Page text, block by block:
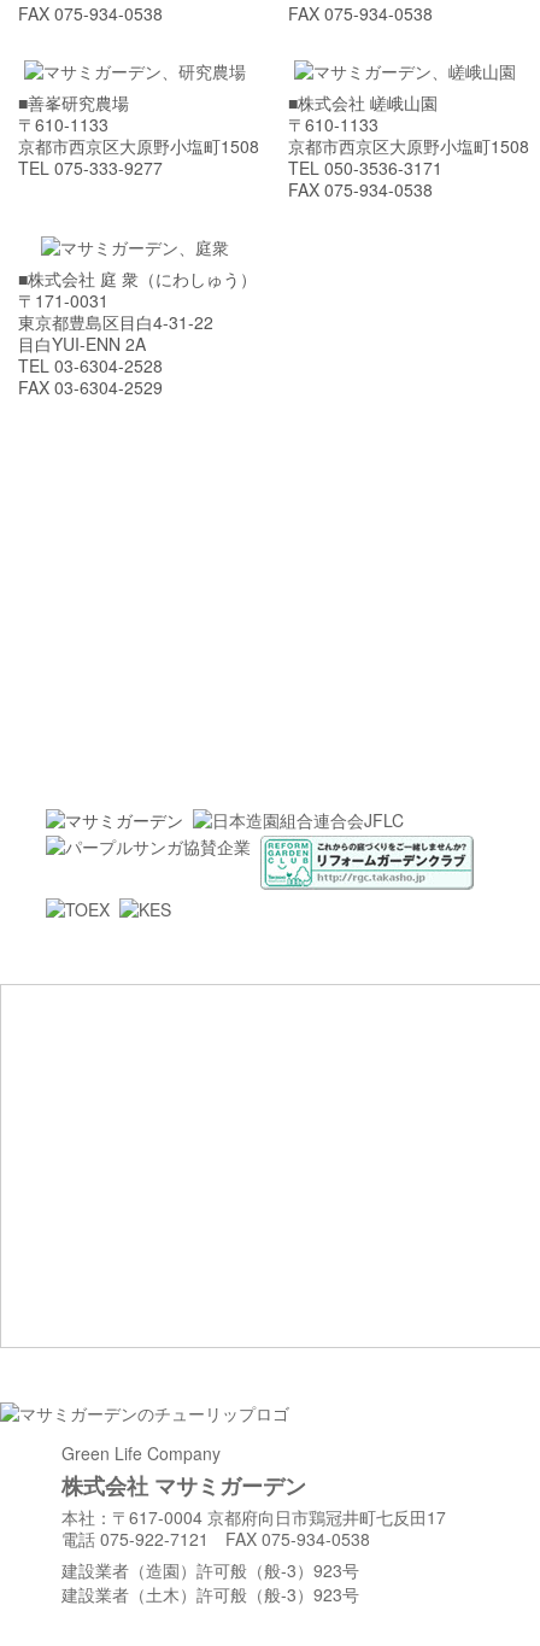
FAX 075-934-0538
FAX 075-934-0538
■善峯研究農場
〒610-1133
京都市西京区大原野小塩町1508
TEL 075-333-9277
■株式会社 嵯峨山園
〒610-1133
京都市西京区大原野小塩町1508
TEL 050-3536-3171
FAX 075-934-0538
■株式会社 庭 衆（にわしゅう）
〒171-0031
東京都豊島区目白4-31-22
目白YUI-ENN 2A
TEL 03-6304-2528
FAX 03-6304-2529
Green Life Company
株式会社 マサミガーデン
本社：〒617-0004 京都府向日市鶏冠井町七反田17
電話 075-922-7121 FAX 075-934-0538
建設業者（造園）許可般（般-3）923号
建設業者（土木）許可般（般-3）923号